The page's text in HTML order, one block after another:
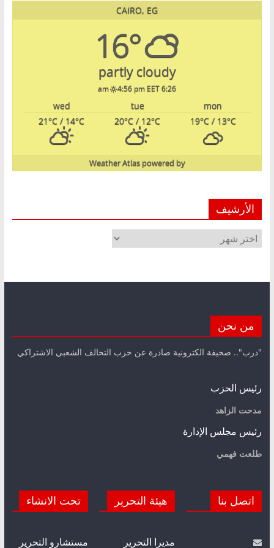
CAIRO, EG
16°
partly cloudy
6:26 am
4:56 pm EET
mon
tue
wed
19°C/ 13°C
20°C / 12°C
21°C / 14°C
powered by
Weather Atlas
الأرشيف
الأرشيف
من نحن
"درب".. صحيفة الكترونية صادرة عن حزب التحالف الشعبي الاشتراكي
رئيس الحزب
مدحت الزاهد
رئيس مجلس الإدارة
طلعت فهمي
اتصل بنا هيئة التحرير
مديرا التحرير
تحت الانشاء
مستشارو التحرير